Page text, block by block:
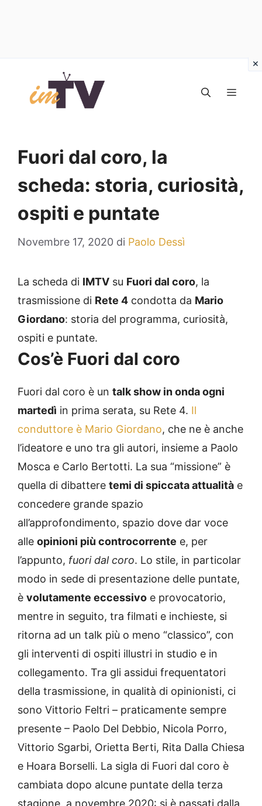
contenuto
Fuori dal coro, la
scheda: storia, curiosità,
ospiti e puntate
Novembre 17, 2020 di Paolo Dessì
La scheda di IMTV su Fuori dal coro, la
trasmissione di Rete 4 condotta da Mario
Giordano: storia del programma, curiosità,
ospiti e puntate.
Cos’è Fuori dal coro
Fuori dal coro è un talk show in onda ogni
martedì in prima serata, su Rete 4. Il
conduttore è Mario Giordano, che ne è anche
l’ideatore e uno tra gli autori, insieme a Paolo
Mosca e Carlo Bertotti. La sua “missione” è
quella di dibattere temi di spiccata attualità e
concedere grande spazio
all’approfondimento, spazio dove dar voce
alle opinioni più controcorrente e, per
l’appunto, fuori dal coro. Lo stile, in particolar
modo in sede di presentazione delle puntate,
è volutamente eccessivo e provocatorio,
mentre in seguito, tra filmati e inchieste, si
ritorna ad un talk più o meno “classico”, con
gli interventi di ospiti illustri in studio e in
collegamento. Tra gli assidui frequentatori
della trasmissione, in qualità di opinionisti, ci
sono Vittorio Feltri – praticamente sempre
presente – Paolo Del Debbio, Nicola Porro,
Vittorio Sgarbi, Orietta Berti, Rita Dalla Chiesa
e Hoara Borselli. La sigla di Fuori dal coro è
cambiata dopo alcune puntate della terza